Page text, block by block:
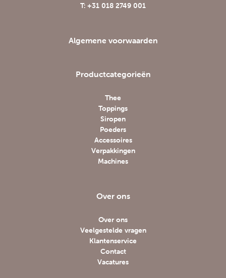
T: +31 018 2749 001
Algemene voorwaarden
Productcategorieën
Thee
Toppings
Siropen
Poeders
Accessoires
Verpakkingen
Machines
Over ons
Over ons
Veelgestelde vragen
Klantenservice
Contact
Vacatures